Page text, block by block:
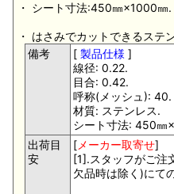
・ シート寸法:450㎜×1000㎜.
・ はさみでカットできるステ
備考
[製品仕様 ]
線径: 0.22.
目合: 0.42.
呼称(メッシュ): 40.
材質: ステンレス.
シート寸法: 450㎜
出荷目
安
[メーカー取寄せ]
[1].スタッフがご注
欠品時は除く)にて